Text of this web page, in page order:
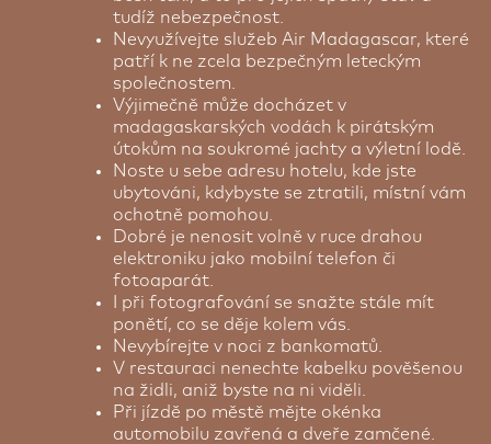
tudíž nebezpečnost.
Nevyužívejte služeb Air Madagascar, které
patří k ne zcela bezpečným leteckým
společnostem.
Výjimečně může docházet v
madagaskarských vodách k pirátským
útokům na soukromé jachty a výletní lodě.
Noste u sebe adresu hotelu, kde jste
ubytováni, kdybyste se ztratili, místní vám
ochotně pomohou.
Dobré je nenosit volně v ruce drahou
elektroniku jako mobilní telefon či
fotoaparát.
I při fotografování se snažte stále mít
ponětí, co se děje kolem vás.
Nevybírejte v noci z bankomatů.
V restauraci nenechte kabelku pověšenou
na židli, aniž byste na ni viděli.
Při jízdě po městě mějte okénka
automobilu zavřená a dveře zamčené.